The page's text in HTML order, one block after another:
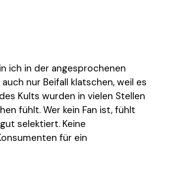
ich in der angesprochenen
nur Beifall klatschen, weil es
Kults wurden in vielen Stellen
fühlt. Wer kein Fan ist, fühlt
selektiert. Keine
für ein